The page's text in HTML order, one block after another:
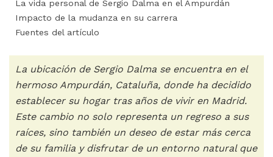
La vida personal de Sergio Dalma en el Ampurdán
Impacto de la mudanza en su carrera
Fuentes del artículo
La ubicación de Sergio Dalma se encuentra en el
hermoso Ampurdán, Cataluña, donde ha decidido
establecer su hogar tras años de vivir en Madrid.
Este cambio no solo representa un regreso a sus
raíces, sino también un deseo de estar más cerca
de su familia y disfrutar de un entorno natural que